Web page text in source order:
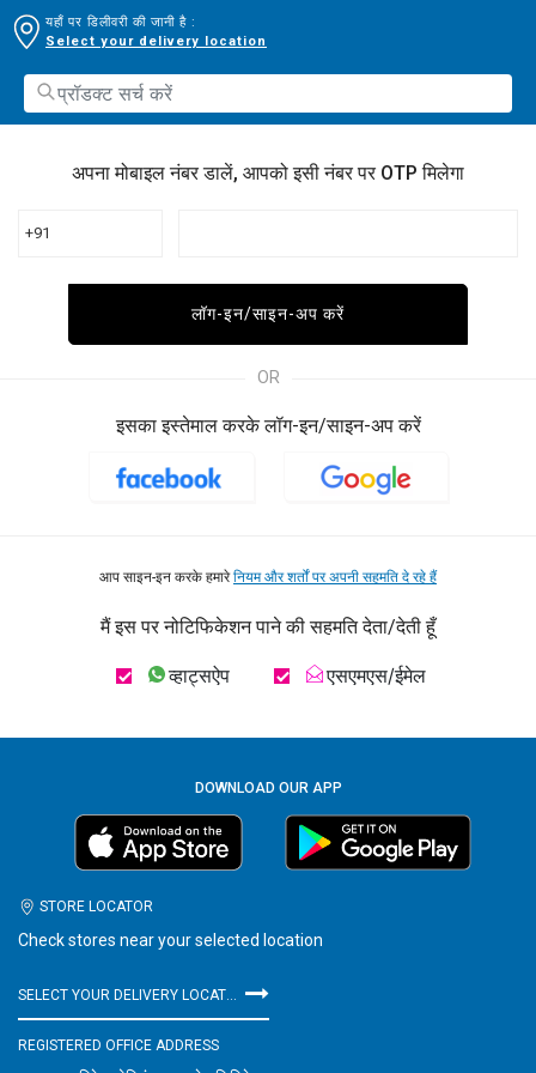
यहाँ पर डिलीवरी की जानी है :
Select your delivery location
अपना मोबाइल नंबर डालें, आपको इसी नंबर पर OTP मिलेगा
+91
लॉग-इन/साइन-अप करें
OR
इसका इस्तेमाल करके लॉग-इन/साइन-अप करें
आप साइन-इन करके हमारेनियम और शर्तों पर अपनी सहमति दे रहे हैं
मैं इस पर नोटिफिकेशन पाने की सहमति देता/देती हूँ
व्हाट्सऐप एसएमएस/ईमेल
DOWNLOAD OUR APP
STORE LOCATOR
Check stores near your selected location
SELECT YOUR DELIVERY LOCATION
REGISTERED OFFICE ADDRESS